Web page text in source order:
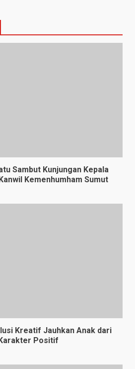
Sambut Kunjungan Kepala
Kemenhumham Sumut
Kreatif Jauhkan Anak dari
Positif